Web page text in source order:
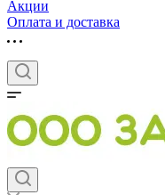
Акции
Оплата и доставка